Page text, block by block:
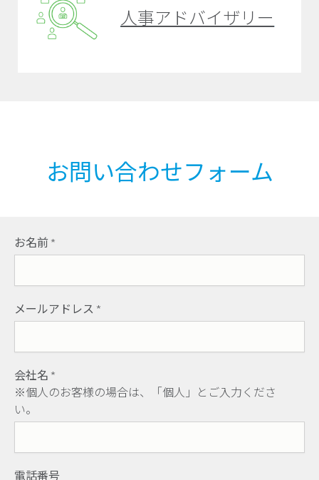
人事アドバイザリー
お問い合わせフォーム
お名前 *
メールアドレス *
会社名 *
※個人のお客様の場合は、「個人」とご入力くださ
い。
電話番号